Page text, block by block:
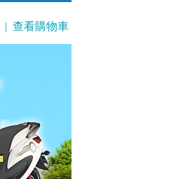
| 查看購物車